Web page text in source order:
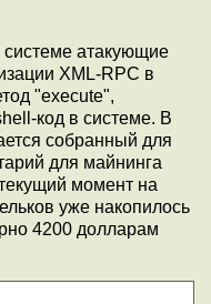
атакующие
XML-RPC в
"execute",
код в системе. В
собранный для
для майнинга
момент на
уже накопилось
4200 долларам